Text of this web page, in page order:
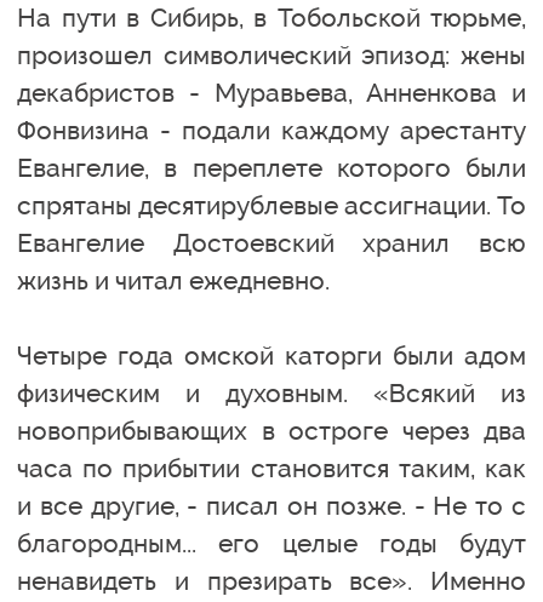
На пути в Сибирь, в Тобольской тюрьме,
произошел символический эпизод: жены
декабристов - Муравьева, Анненкова и
Фонвизина - подали каждому арестанту
Евангелие, в переплете которого были
спрятаны десятирублевые ассигнации. То
Евангелие Достоевский хранил всю
жизнь и читал ежедневно.
Четыре года омской каторги были адом
физическим и духовным. «Всякий из
новоприбывающих в остроге через два
часа по прибытии становится таким, как
и все другие, - писал он позже. - Не то с
благородным... его целые годы будут
ненавидеть и презирать все». Именно